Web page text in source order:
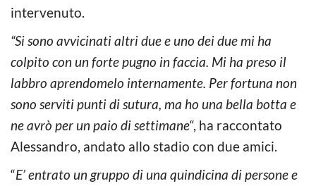
intervenuto.
“Si sono avvicinati altri due e uno dei due mi ha
colpito con un forte pugno in faccia. Mi ha preso il
labbro aprendomelo internamente. Per fortuna non
sono serviti punti di sutura, ma ho una bella botta e
ne avrò per un paio di settimane“, ha raccontato
Alessandro, andato allo stadio con due amici.
“E’ entrato un gruppo di una quindicina di persone e